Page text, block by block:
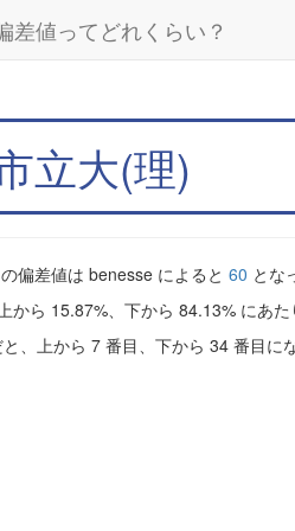
差値ってどれくらい？
立大(理)
偏差値は benesse によると 60 とな
から 15.87%、下から 84.13% にあた
、上から 7 番目、下から 34 番目に